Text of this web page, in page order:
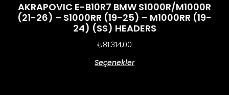
AKRAPOVIC E-B10R7 BMW S1000R/M1000R
(21-26) – S1000RR (19-25) – M1000RR (19-
24) (SS) HEADERS
₺81.314,00
Seçenekler